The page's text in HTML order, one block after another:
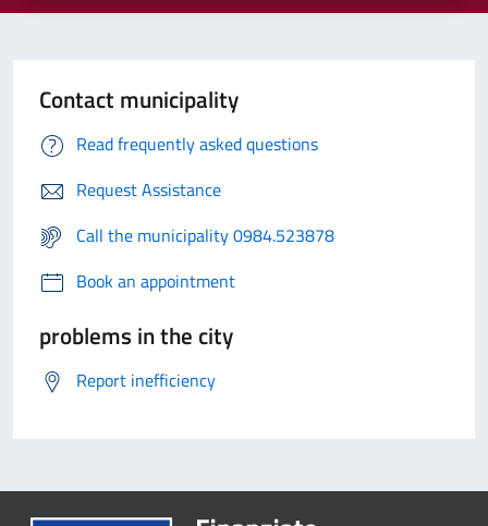
Contact municipality
Read frequently asked questions
Request Assistance
Call the municipality 0984.523878
Book an appointment
problems in the city
Report inefficiency